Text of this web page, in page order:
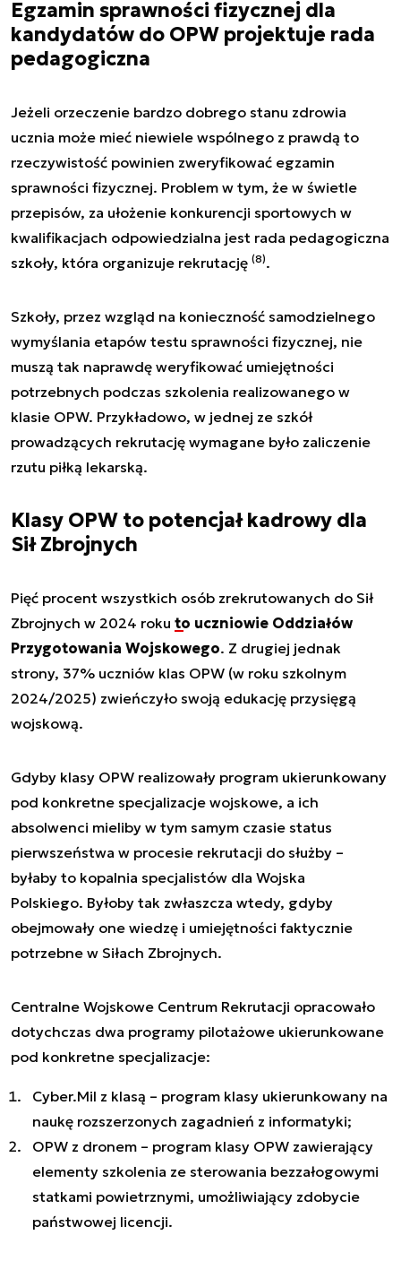
Egzamin sprawności fizycznej dla
kandydatów do OPW projektuje rada
pedagogiczna
Jeżeli orzeczenie bardzo dobrego stanu zdrowia
ucznia może mieć niewiele wspólnego z prawdą to
rzeczywistość powinien zweryfikować egzamin
sprawności fizycznej. Problem w tym, że w świetle
przepisów, za ułożenie konkurencji sportowych w
kwalifikacjach odpowiedzialna jest rada pedagogiczna
szkoły, która organizuje rekrutację (8).
Szkoły, przez wzgląd na konieczność samodzielnego
wymyślania etapów testu sprawności fizycznej, nie
muszą tak naprawdę weryfikować umiejętności
potrzebnych podczas szkolenia realizowanego w
klasie OPW. Przykładowo, w jednej ze szkół
prowadzących rekrutację wymagane było zaliczenie
rzutu piłką lekarską.
Klasy OPW to potencjał kadrowy dla
Sił Zbrojnych
Pięć procent wszystkich osób zrekrutowanych do Sił
Zbrojnych w 2024 roku to uczniowie Oddziałów
Przygotowania Wojskowego. Z drugiej jednak
strony, 37% uczniów klas OPW (w roku szkolnym
2024/2025) zwieńczyło swoją edukację przysięgą
wojskową.
Gdyby klasy OPW realizowały program ukierunkowany
pod konkretne specjalizacje wojskowe, a ich
absolwenci mieliby w tym samym czasie status
pierwszeństwa w procesie rekrutacji do służby –
byłaby to kopalnia specjalistów dla Wojska
Polskiego. Byłoby tak zwłaszcza wtedy, gdyby
obejmowały one wiedzę i umiejętności faktycznie
potrzebne w Siłach Zbrojnych.
Centralne Wojskowe Centrum Rekrutacji opracowało
dotychczas dwa programy pilotażowe ukierunkowane
pod konkretne specjalizacje:
Cyber.Mil z klasą – program klasy ukierunkowany na
naukę rozszerzonych zagadnień z informatyki;
OPW z dronem – program klasy OPW zawierający
elementy szkolenia ze sterowania bezzałogowymi
statkami powietrznymi, umożliwiający zdobycie
państwowej licencji.